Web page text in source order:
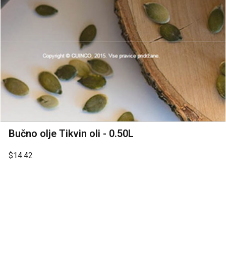
Bučno olje Tikvin oli - 0.50L
$14.42